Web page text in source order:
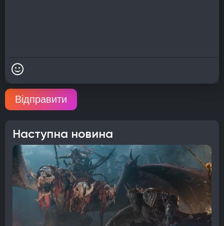
Відправити
Наступна новина